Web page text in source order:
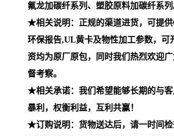
氟龙加碳纤系列、塑胶原料加碳纤系列
★相关说明：正规的渠道进货，可提供
环保报告,UL黄卡及物性加工参数，可
资均为原厂原包，同时我们热烈欢迎
督考察。
★相关承诺：我们希望能够长期的与
暴利，权衡利益，互利共赢！
★订购说明：货物送达后，请一时间